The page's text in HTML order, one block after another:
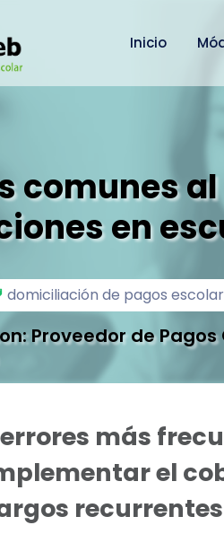
Inicio
comunes
en
domiciliación de pagos
Proveedor de Pagos
más
el